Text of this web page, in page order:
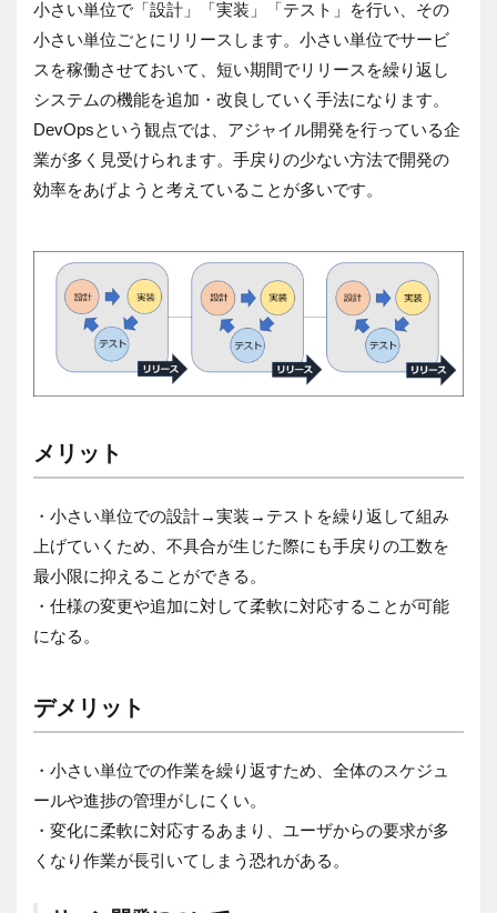
小さい単位で「設計」「実装」「テスト」を行い、その
小さい単位ごとにリリースします。小さい単位でサービ
スを稼働させておいて、短い期間でリリースを繰り返し
システムの機能を追加・改良していく手法になります。
DevOpsという観点では、アジャイル開発を行っている企
業が多く見受けられます。手戻りの少ない方法で開発の
効率をあげようと考えていることが多いです。
メリット
・小さい単位での設計→実装→テストを繰り返して組み
上げていくため、不具合が生じた際にも手戻りの工数を
最小限に抑えることができる。
・仕様の変更や追加に対して柔軟に対応することが可能
になる。
デメリット
・小さい単位での作業を繰り返すため、全体のスケジュ
ールや進捗の管理がしにくい。
・変化に柔軟に対応するあまり、ユーザからの要求が多
くなり作業が長引いてしまう恐れがある。